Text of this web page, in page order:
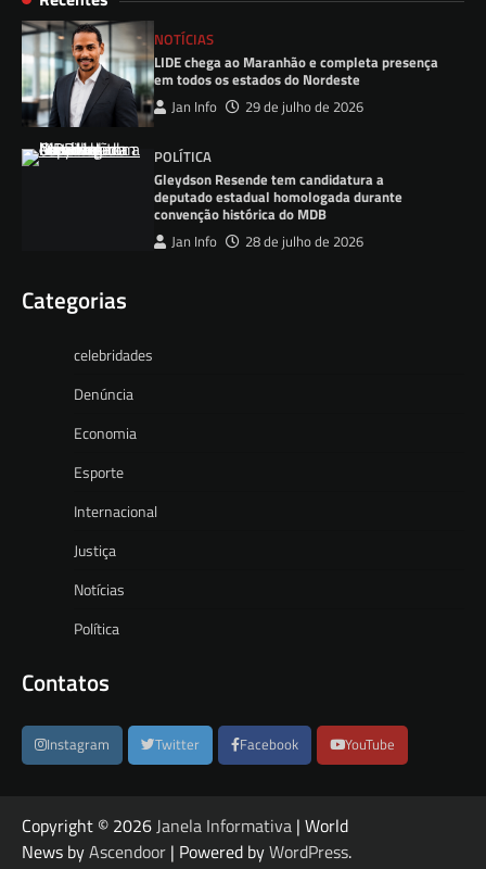
NOTÍCIAS
LIDE chega ao Maranhão e completa presença
em todos os estados do Nordeste
Jan Info 29 de julho de 2026
POLÍTICA
Gleydson Resende tem candidatura a
deputado estadual homologada durante
convenção histórica do MDB
Jan Info 28 de julho de 2026
Categorias
celebridades
Denúncia
Economia
Esporte
Internacional
Justiça
Notícias
Política
Contatos
Instagram Twitter Facebook YouTube
Copyright © 2026Janela Informativa | World
News byAscendoor | Powered byWordPress.